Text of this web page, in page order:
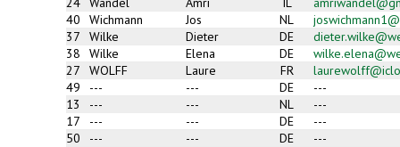
40
Wichmann Jos NL
37
Wilke Dieter DE
38
Wilke Elena DE
27
WOLFF Laure FR
49
--- --- DE
---
13
--- --- NL
---
17
--- --- DE
---
50
--- --- DE ---